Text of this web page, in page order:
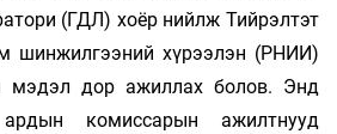
(ГДЛ) хоёр нийлж Тийрэлтэт
шинжилгээний хүрээлэн (РНИИ)
мэдэл дор ажиллах болов. Энд
комиссарын ажилтнууд